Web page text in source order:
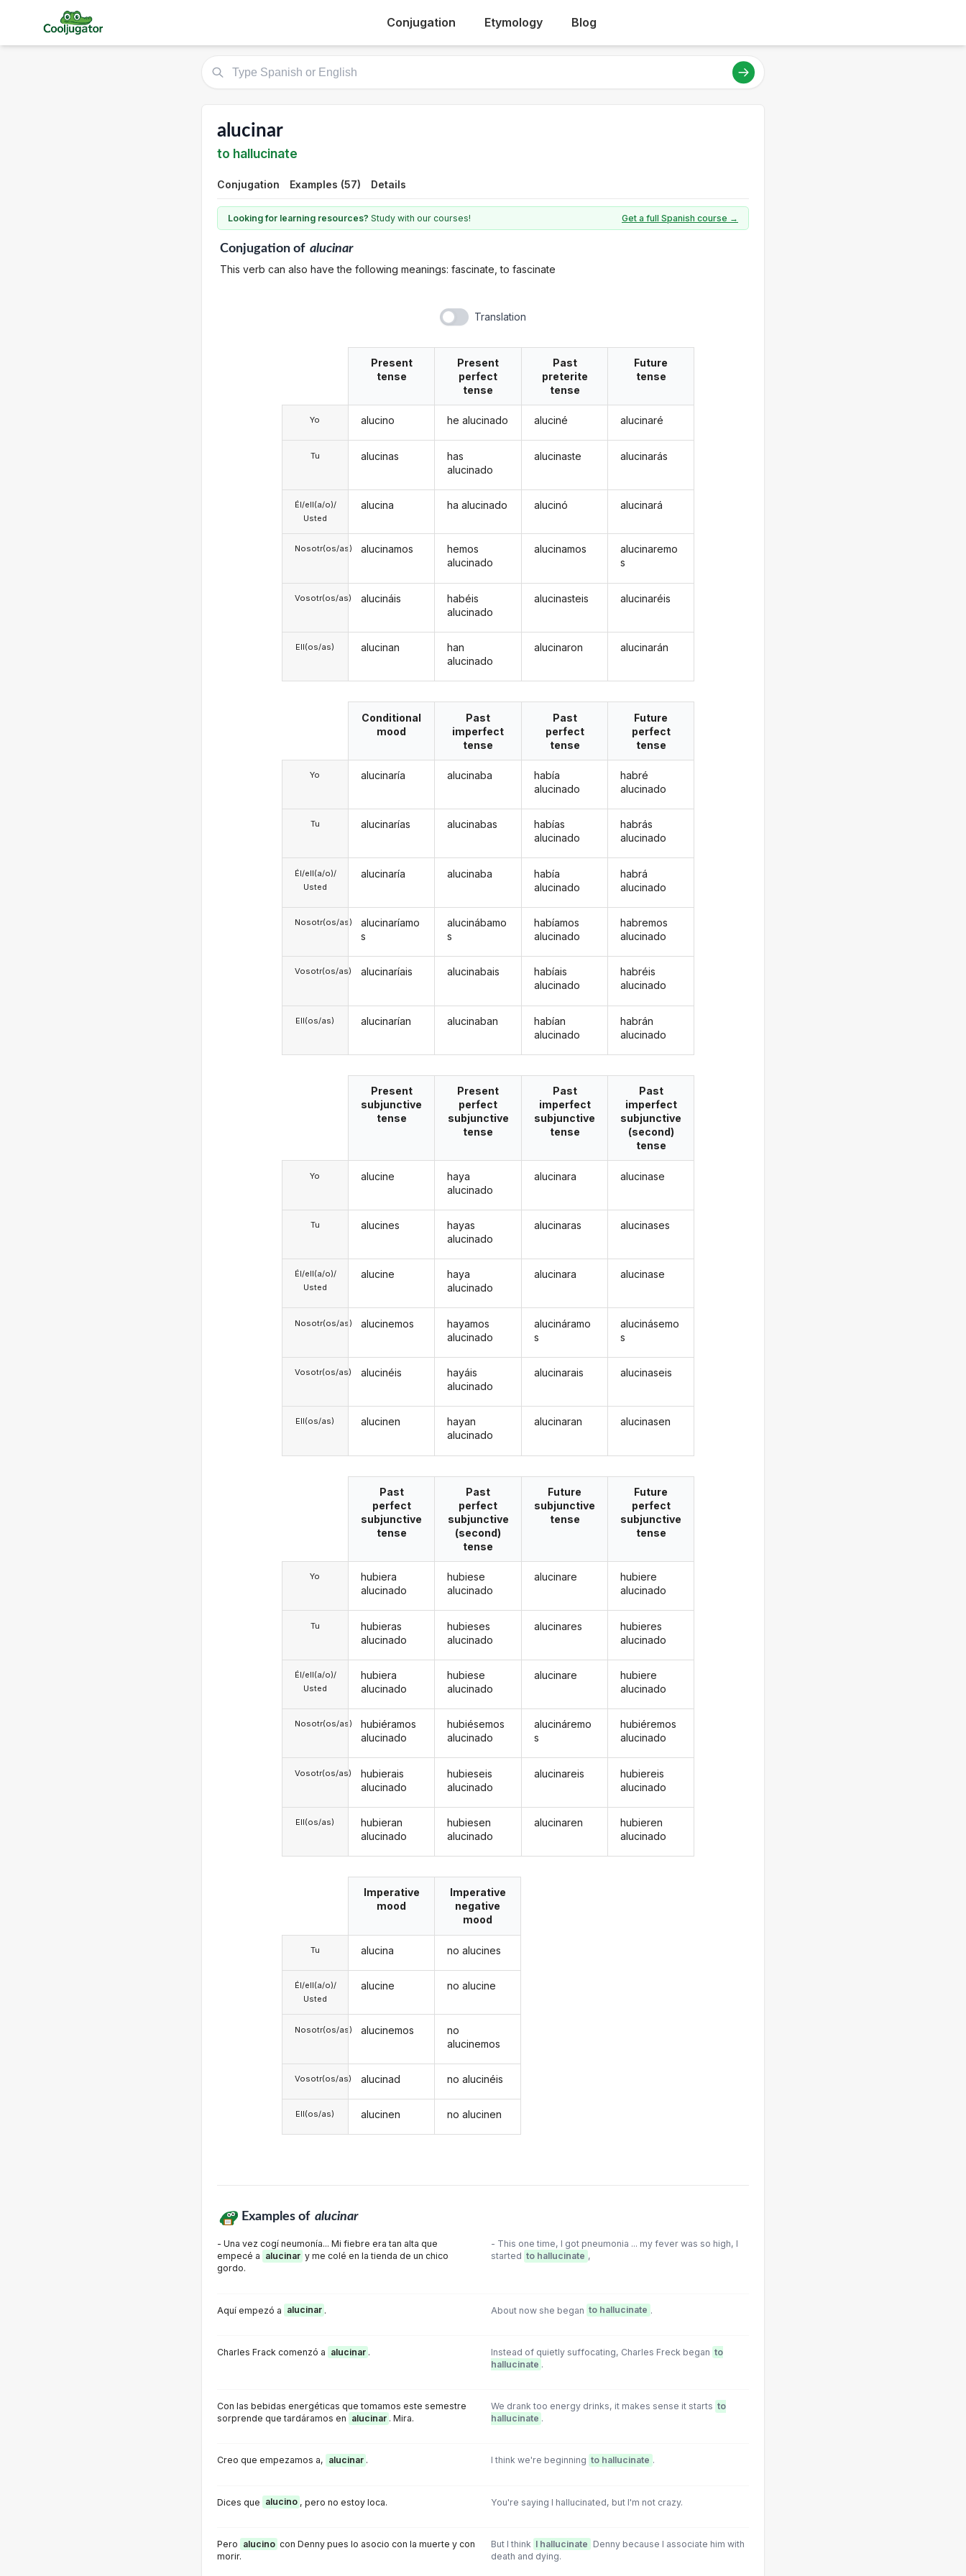
Conjugation Etymology Blog
alucinar
to hallucinate
Conjugation Examples (57) Details
Looking for learning resources? Study with our courses! Get a full Spanish course →
Conjugationof alucinar
This verb can also have the following meanings: fascinate, to fascinate
Translation
Yo
Tu
Él/ell(a/o)/
Usted
Nosotr(os/as)
Vosotr(os/as)
Ell(os/as)
Present
tense
alucino
alucinas
alucina
alucinamos
alucináis
alucinan
Present
perfect
tense
he alucinado
has
alucinado
ha alucinado
hemos
alucinado
habéis
alucinado
han
alucinado
Past
preterite
tense
aluciné
alucinaste
alucinó
alucinamos
alucinasteis
alucinaron
Future
tense
alucinaré
alucinarás
alucinará
alucinaremo
s
alucinaréis
alucinarán
Yo
Tu
Él/ell(a/o)/
Usted
Nosotr(os/as)
Vosotr(os/as)
Ell(os/as)
Conditional
mood
alucinaría
alucinarías
alucinaría
alucinaríamo
s
alucinaríais
alucinarían
Past
imperfect
tense
alucinaba
alucinabas
alucinaba
alucinábamo
s
alucinabais
alucinaban
Past
perfect
tense
había
alucinado
habías
alucinado
había
alucinado
habíamos
alucinado
habíais
alucinado
habían
alucinado
Future
perfect
tense
habré
alucinado
habrás
alucinado
habrá
alucinado
habremos
alucinado
habréis
alucinado
habrán
alucinado
Yo
Tu
Él/ell(a/o)/
Usted
Nosotr(os/as)
Vosotr(os/as)
Ell(os/as)
Present
subjunctive
tense
alucine
alucines
alucine
alucinemos
alucinéis
alucinen
Present
perfect
subjunctive
tense
haya
alucinado
hayas
alucinado
haya
alucinado
hayamos
alucinado
hayáis
alucinado
hayan
alucinado
Past
imperfect
subjunctive
tense
alucinara
alucinaras
alucinara
alucináramo
s
alucinarais
alucinaran
Past
imperfect
subjunctive
(second)
tense
alucinase
alucinases
alucinase
alucinásemo
s
alucinaseis
alucinasen
Yo
Tu
Él/ell(a/o)/
Usted
Nosotr(os/as)
Vosotr(os/as)
Ell(os/as)
Past
perfect
subjunctive
tense
hubiera
alucinado
hubieras
alucinado
hubiera
alucinado
hubiéramos
alucinado
hubierais
alucinado
hubieran
alucinado
Past
perfect
subjunctive
(second)
tense
hubiese
alucinado
hubieses
alucinado
hubiese
alucinado
hubiésemos
alucinado
hubieseis
alucinado
hubiesen
alucinado
Future
subjunctive
tense
alucinare
alucinares
alucinare
alucináremo
s
alucinareis
alucinaren
Future
perfect
subjunctive
tense
hubiere
alucinado
hubieres
alucinado
hubiere
alucinado
hubiéremos
alucinado
hubiereis
alucinado
hubieren
alucinado
Tu
Él/ell(a/o)/
Usted
Nosotr(os/as)
Vosotr(os/as)
Ell(os/as)
Imperative
mood
alucina
alucine
alucinemos
alucinad
alucinen
Imperative
negative
mood
no alucines
no alucine
no
alucinemos
no alucinéis
no alucinen
Examples of alucinar
- Una vez cogí neumonía... Mi fiebre era tan alta que
empecé a alucinar y me colé en la tienda de un chico
gordo.
- This one time, I got pneumonia ... my fever was so high, I
started to hallucinate ,
Aquí empezó a alucinar . About now she began to hallucinate .
Charles Frack comenzó a alucinar . Instead of quietly suffocating, Charles Freck began to
hallucinate .
Con las bebidas energéticas que tomamos este semestre
sorprende que tardáramos en alucinar . Mira.
We drank too energy drinks, it makes sense it starts to
hallucinate .
Creo que empezamos a, alucinar . I think we're beginning to hallucinate .
Dices que alucino , pero no estoy loca. You're saying I hallucinated, but I'm not crazy.
Pero alucino con Denny pues lo asocio con la muerte y con
morir.
But I think I hallucinate Denny because I associate him with
death and dying.